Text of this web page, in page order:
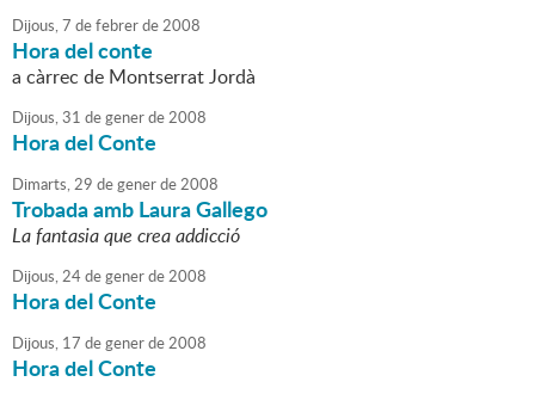
Dijous,7 defebrerde2008
Hora del conte
a càrrec de Montserrat Jordà
Dijous,31 degenerde2008
Hora del Conte
Dimarts,29 degenerde2008
Trobada amb Laura Gallego
La fantasia que crea addicció
Dijous,24degenerde2008
Hora del Conte
Dijous, 17 degenerde2008
Hora del Conte